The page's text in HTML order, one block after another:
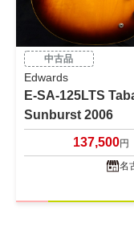
中古品
Edwards
E-SA-125LTS
Sunburst 2006
137,500円
名